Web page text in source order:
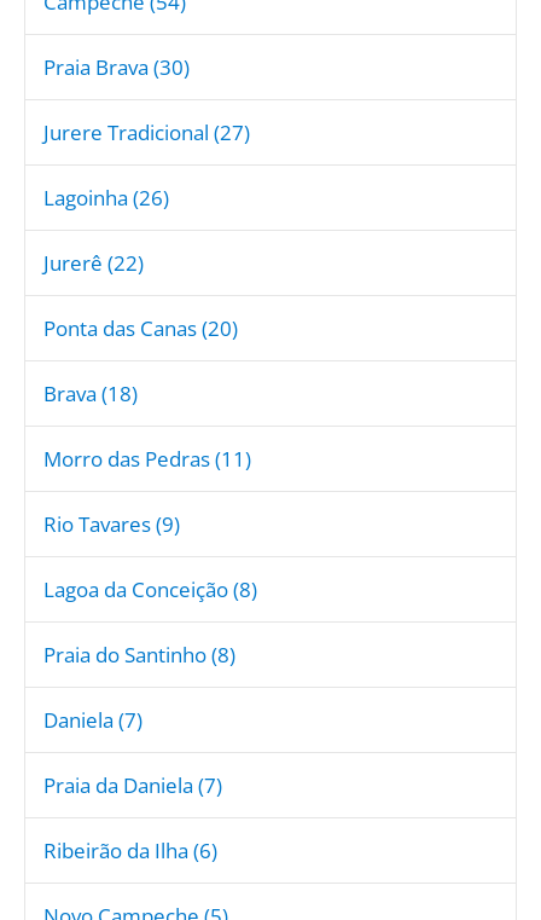
Praia Brava (30)
Jurere Tradicional (27)
Lagoinha (26)
Jurerê (22)
Ponta das Canas (20)
Brava (18)
Morro das Pedras (11)
Rio Tavares (9)
Lagoa da Conceição (8)
Praia do Santinho (8)
Daniela (7)
Praia da Daniela (7)
Ribeirão da Ilha (6)